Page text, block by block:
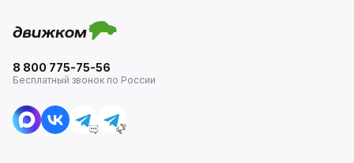
8 800 775-75-56
Бесплатный звонок по России